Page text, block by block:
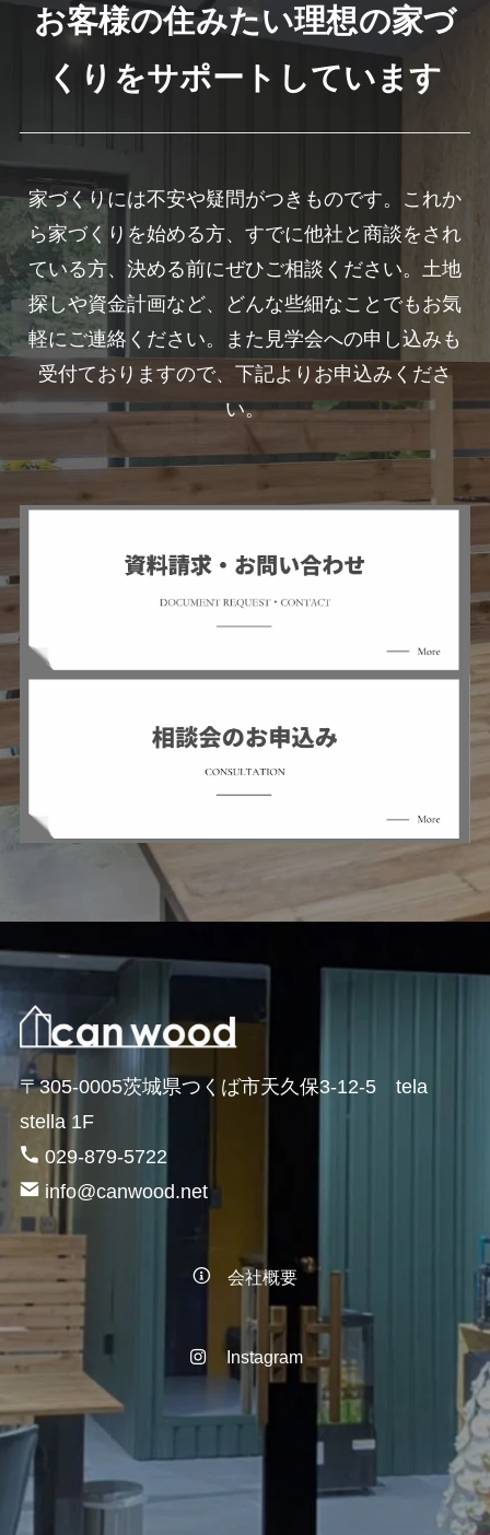
お客様の住みたい理想の家づ
くりをサポートしています
家づくりには不安や疑問がつきものです。これか
ら家づくりを始める方、すでに他社と商談をされ
ている方、決める前にぜひご相談ください。土地
探しや資金計画など、どんな些細なことでもお気
軽にご連絡ください。また見学会への申し込みも
受付ておりますので、下記よりお申込みくださ
い。
〒305-0005茨城県つくば市天久保3-12-5 tela
stella 1F
029-879-5722
info@canwood.net
会社概要
Instagram